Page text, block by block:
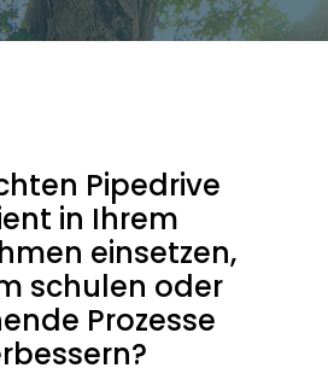
Pipedrive
in Ihrem
einsetzen,
schulen oder
Prozesse